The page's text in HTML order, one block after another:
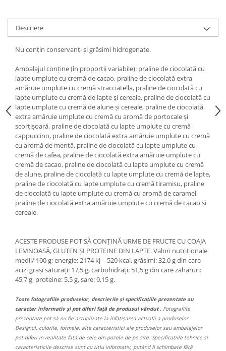
Descriere
Nu conțin conservanți și grăsimi hidrogenate.
Ambalajul conține (în proporții variabile): praline de ciocolată cu
lapte umplute cu cremă de cacao, praline de ciocolată extra
amăruie umplute cu cremă stracciatella, praline de ciocolată cu
lapte umplute cu cremă de lapte și cereale, praline de ciocolată cu
lapte umplute cu cremă de alune și cereale, praline de ciocolată
extra amăruie umplute cu cremă cu aromă de portocale și
scorțișoară, praline de ciocolată cu lapte umplute cu cremă
cappuccino, praline de ciocolată extra amăruie umplute cu cremă
cu aromă de mentă, praline de ciocolată cu lapte umplute cu
cremă de cafea, praline de ciocolată extra amăruie umplute cu
cremă de cacao, praline de ciocolată cu lapte umplute cu cremă
de alune, praline de ciocolată cu lapte umplute cu cremă de lapte,
praline de ciocolată cu lapte umplute cu cremă tiramisu, praline
de ciocolată cu lapte umplute cu cremă cu aromă de caramel,
praline de ciocolată extra amăruie umplute cu cremă de cacao și
cereale.
ACESTE PRODUSE POT SĂ CONȚINĂ URME DE FRUCTE CU COAJA
LEMNOASĂ, GLUTEN ȘI PROTEINE DIN LAPTE. Valori nutriționale
medii/ 100 g: energie: 2174 kj – 520 kcal, grăsimi: 32,0 g din care
acizi grași saturați: 17,5 g, carbohidrați: 51,5 g din care zaharuri:
45,7 g, proteine: 5,5 g, sare: 0,15 g.
Toate fotografiile produselor, descrierile și specificațiile prezentate au
caracter informativ și pot diferi față de produsul vândut . Fotografiile
prezentate pot să nu fie actualizate la înfățișarea actuală a produselor.
Designul, culorile, formele, alte caracteristici ale produselor sau ambalajelor
pot diferi in realitate față de cele din pozele de pe site. Specificațiile tehnice si
caracteristicile descrise sunt cu titlu informativ, putând fi schimbate fără